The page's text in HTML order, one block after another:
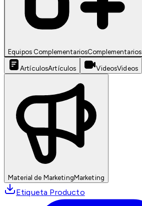
Equipos ComplementariosComplementarios
ArtículosArtículos VideosVideos
Material de MarketingMarketing
Etiqueta Producto